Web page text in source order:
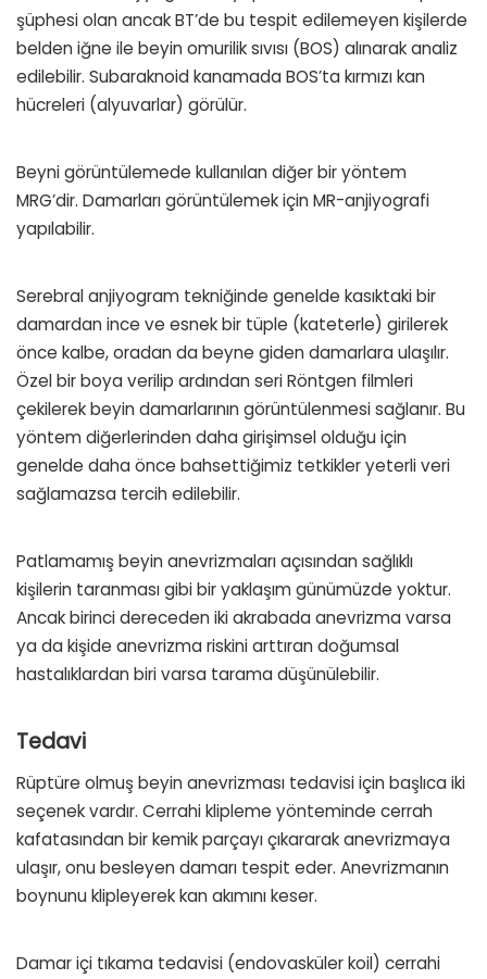
şüphesi olan ancak BT’de bu tespit edilemeyen kişilerde
belden iğne ile beyin omurilik sıvısı (BOS) alınarak analiz
edilebilir. Subaraknoid kanamada BOS’ta kırmızı kan
hücreleri (alyuvarlar) görülür.
Beyni görüntülemede kullanılan diğer bir yöntem
MRG’dir. Damarları görüntülemek için MR-anjiyografi
yapılabilir.
Serebral anjiyogram tekniğinde genelde kasıktaki bir
damardan ince ve esnek bir tüple (kateterle) girilerek
önce kalbe, oradan da beyne giden damarlara ulaşılır.
Özel bir boya verilip ardından seri Röntgen filmleri
çekilerek beyin damarlarının görüntülenmesi sağlanır. Bu
yöntem diğerlerinden daha girişimsel olduğu için
genelde daha önce bahsettiğimiz tetkikler yeterli veri
sağlamazsa tercih edilebilir.
Patlamamış beyin anevrizmaları açısından sağlıklı
kişilerin taranması gibi bir yaklaşım günümüzde yoktur.
Ancak birinci dereceden iki akrabada anevrizma varsa
ya da kişide anevrizma riskini arttıran doğumsal
hastalıklardan biri varsa tarama düşünülebilir.
Tedavi
Rüptüre olmuş beyin anevrizması tedavisi için başlıca iki
seçenek vardır. Cerrahi klipleme yönteminde cerrah
kafatasından bir kemik parçayı çıkararak anevrizmaya
ulaşır, onu besleyen damarı tespit eder. Anevrizmanın
boynunu klipleyerek kan akımını keser.
Damar içi tıkama tedavisi (endovasküler koil) cerrahi